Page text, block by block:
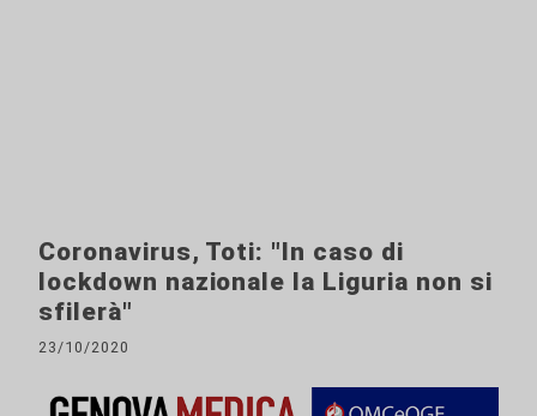
Coronavirus, Toti: "In caso di
lockdown nazionale la Liguria non si
sfilerà"
23/10/2020